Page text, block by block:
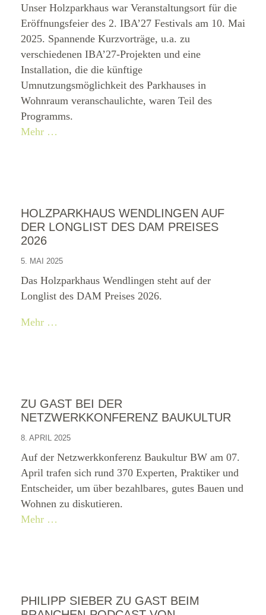
Unser Holzparkhaus war Veranstaltungsort für die
Eröffnungsfeier des 2. IBA’27 Festivals am 10. Mai
2025. Spannende Kurzvorträge, u.a. zu
verschiedenen IBA’27-Projekten und eine
Installation, die die künftige
Umnutzungsmöglichkeit des Parkhauses in
Wohnraum veranschaulichte, waren Teil des
Programms.
Mehr …
HOLZPARKHAUS WENDLINGEN AUF
DER LONGLIST DES DAM PREISES
2026
5. MAI 2025
Das Holzparkhaus Wendlingen steht auf der
Longlist des DAM Preises 2026.
Mehr …
ZU GAST BEI DER
NETZWERKKONFERENZ BAUKULTUR
8. APRIL 2025
Auf der Netzwerkkonferenz Baukultur BW am 07.
April trafen sich rund 370 Experten, Praktiker und
Entscheider, um über bezahlbares, gutes Bauen und
Wohnen zu diskutieren.
Mehr …
PHILIPP SIEBER ZU GAST BEIM